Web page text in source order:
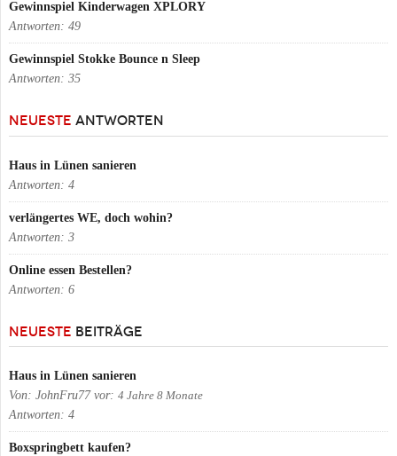
Gewinnspiel Kinderwagen XPLORY
Antworten: 49
Gewinnspiel Stokke Bounce n Sleep
Antworten: 35
NEUESTE ANTWORTEN
Haus in Lünen sanieren
Antworten: 4
verlängertes WE, doch wohin?
Antworten: 3
Online essen Bestellen?
Antworten: 6
NEUESTE BEITRÄGE
Haus in Lünen sanieren
Von: JohnFru77 vor: 4 Jahre 8 Monate
Antworten: 4
Boxspringbett kaufen?